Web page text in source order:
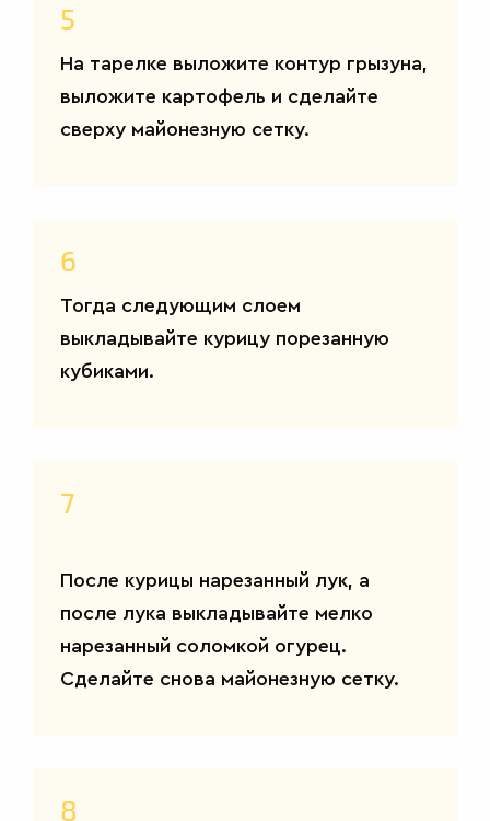
5
На тарелке выложите контур грызуна,
выложите картофель и сделайте
сверху майонезную сетку.
6
Тогда следующим слоем
выкладывайте курицу порезанную
кубиками.
7
После курицы нарезанный лук, а
после лука выкладывайте мелко
нарезанный соломкой огурец.
Сделайте снова майонезную сетку.
8